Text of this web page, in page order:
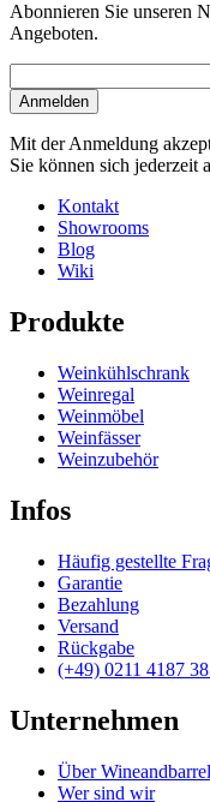
Abonnieren Sie unseren
Angeboten.
Anmelden
Mit der Anmeldung
Sie können sich jederzeit
Kontakt
Showrooms
Blog
Wiki
Produkte
Weinkühlschrank
Weinregal
Weinmöbel
Weinfässer
Weinzubehör
Infos
Häufig gestellte
Garantie
Bezahlung
Versand
Rückgabe
(+49) 0211 4187
Unternehmen
Über
Wer sind wir